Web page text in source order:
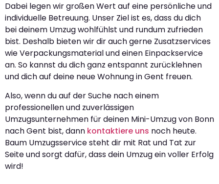
Dabei legen wir großen Wert auf eine persönliche und
individuelle Betreuung. Unser Ziel ist es, dass du dich
bei deinem Umzug wohlfühlst und rundum zufrieden
bist. Deshalb bieten wir dir auch gerne Zusatzservices
wie Verpackungsmaterial und einen Einpackservice
an. So kannst du dich ganz entspannt zurücklehnen
und dich auf deine neue Wohnung in Gent freuen.
Also, wenn du auf der Suche nach einem
professionellen und zuverlässigen
Umzugsunternehmen für deinen Mini-Umzug von Bonn
nach Gent bist, dann kontaktiere uns noch heute.
Baum Umzugsservice steht dir mit Rat und Tat zur
Seite und sorgt dafür, dass dein Umzug ein voller Erfolg
wird!